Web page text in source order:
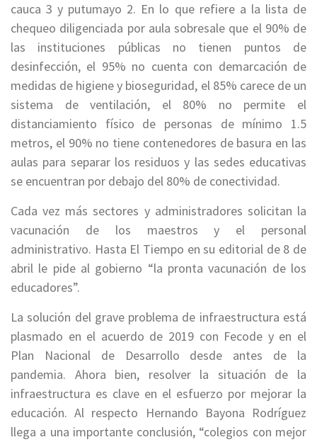
cauca 3 y putumayo 2. En lo que refiere a la lista de
chequeo diligenciada por aula sobresale que el 90% de
las instituciones públicas no tienen puntos de
desinfección, el 95% no cuenta con demarcación de
medidas de higiene y bioseguridad, el 85% carece de un
sistema de ventilación, el 80% no permite el
distanciamiento físico de personas de mínimo 1.5
metros, el 90% no tiene contenedores de basura en las
aulas para separar los residuos y las sedes educativas
se encuentran por debajo del 80% de conectividad.
Cada vez más sectores y administradores solicitan la
vacunación de los maestros y el personal
administrativo. Hasta El Tiempo en su editorial de 8 de
abril le pide al gobierno “la pronta vacunación de los
educadores”.
La solución del grave problema de infraestructura está
plasmado en el acuerdo de 2019 con Fecode y en el
Plan Nacional de Desarrollo desde antes de la
pandemia. Ahora bien, resolver la situación de la
infraestructura es clave en el esfuerzo por mejorar la
educación. Al respecto Hernando Bayona Rodríguez
llega a una importante conclusión, “colegios con mejor